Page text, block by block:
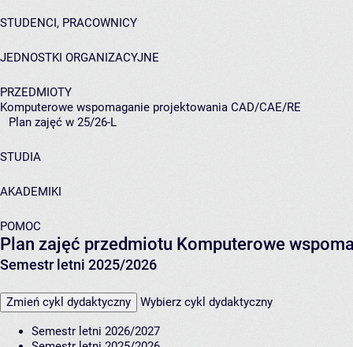
STUDENCI, PRACOWNICY
JEDNOSTKI ORGANIZACYJNE
PRZEDMIOTY
Komputerowe wspomaganie projektowania CAD/CAE/RE
Plan zajęć w 25/26-L
STUDIA
AKADEMIKI
POMOC
Plan zajęć przedmiotu Komputerowe
Semestr letni 2025/2026
Zmień cykl dydaktyczny Wybierz cykl dydaktyczny
Semestr letni 2026/2027